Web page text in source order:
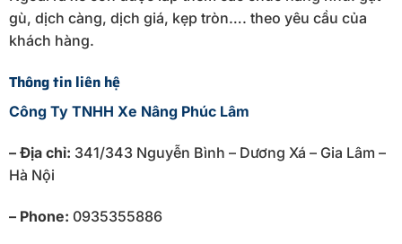
gù, dịch càng, dịch giá, kẹp tròn…. theo yêu cầu của
khách hàng.
Thông tin liên hệ
Công Ty TNHH Xe Nâng Phúc Lâm
– Địa chỉ: 341/343 Nguyễn Bình – Dương Xá – Gia Lâm –
Hà Nội
– Phone: 0935355886